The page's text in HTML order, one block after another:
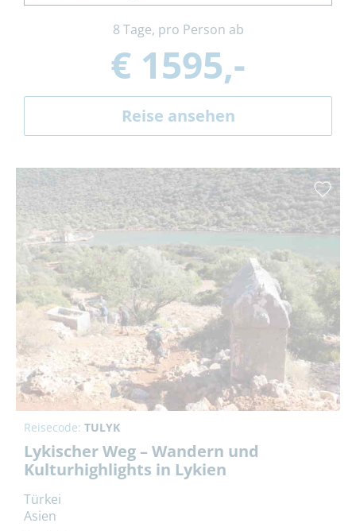
8 Tage, pro Person ab
€ 1595,-
Reise ansehen
Reisecode: TULYK
Lykischer Weg – Wandern und
Kulturhighlights in Lykien
Türkei
Asien